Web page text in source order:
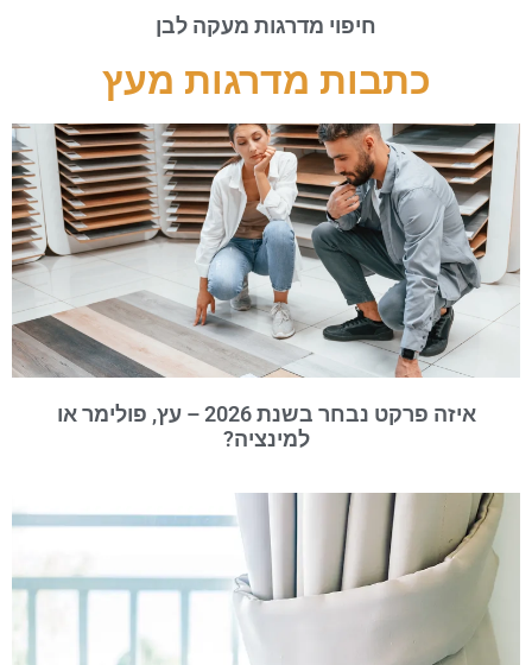
חיפוי מדרגות מעקה לבן
כתבות מדרגות מעץ
איזה פרקט נבחר בשנת 2026 – עץ, פולימר או
למינציה?